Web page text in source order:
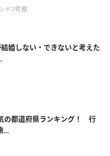
ド7考察
婚しない・できないと考えた
の都道府県ランキング！ 行
...